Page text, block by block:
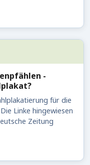
-
für die
Linke hingewiesen
Zeitung